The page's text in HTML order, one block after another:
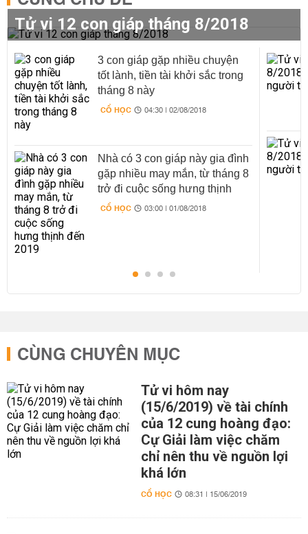
Tử vi 12 con giáp tháng 8/2018
3 con giáp gặp nhiều chuyện
tốt lành, tiền tài khởi sắc trong
tháng 8 này
CỔ HỌC 04:30 | 02/08/2018
Nhà có 3 con giáp này gia đình
gặp nhiều may mắn, từ tháng 8
trở đi cuộc sống hưng thịnh
đến 2019
CỔ HỌC 03:00 | 01/08/2018
CÙNG CHUYÊN MỤC
Tử vi hôm nay
(15/6/2019) về tài chính
của 12 cung hoàng đạo:
Cự Giải làm việc chăm
chỉ nên thu về nguồn lợi
khá lớn
CỔ HỌC 08:31 | 15/06/2019